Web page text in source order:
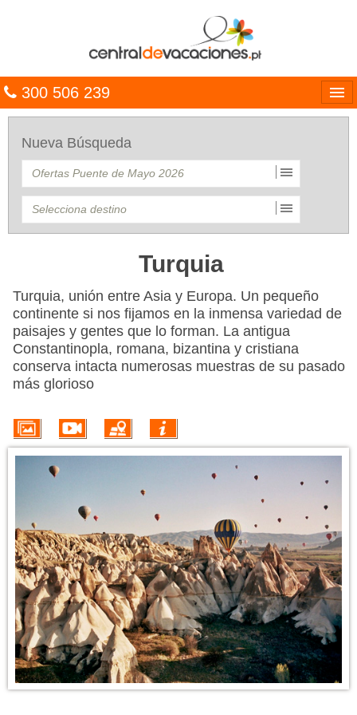
300 506 239
TRIP PLANNER
PACOTES
CARAÍBAS
CRUZEIROS
PROMOÇÕES
HOTÉIS
VOO + HOTEL
EXCURSÕES
Nueva Búsqueda
Turquia
Turquia, unión entre Asia y Europa. Un pequeño
continente si nos fijamos en la inmensa variedad de
paisajes y gentes que lo forman. La antigua
Constantinopla, romana, bizantina y cristiana
conserva intacta numerosas muestras de su pasado
más glorioso